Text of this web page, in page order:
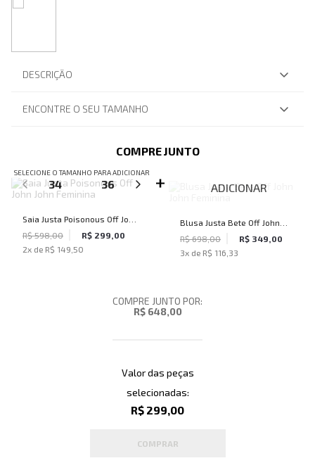
DESCRIÇÃO
ENCONTRE O SEU TAMANHO
COMPRE JUNTO
SELECIONE O TAMANHO PARA ADICIONAR
34 36 38 40 42
Saia Justa Poisonous Off John
John Feminina
R$ 598,00
R$ 299,00
2x de R$ 149,50
ADICIONAR
Blusa Justa Bete Off John
John Feminina
R$ 698,00
R$ 349,00
3x de R$ 116,33
COMPRE JUNTO POR:
R$ 648,00
Valor das peças
selecionadas:
R$ 299,00
COMPRAR